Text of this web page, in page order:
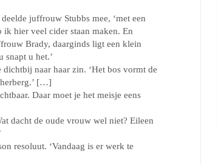
juffrouw Stubbs mee, ‘met een
hier veel cider staan maken. En
Brady, daarginds ligt een klein
snapt u het.’
naar haar zin. ‘Het bos vormt de
herberg.’ […]
Daar moet je het meisje eens
dacht de oude vrouw wel niet? Eileen
resoluut. ‘Vandaag is er werk te